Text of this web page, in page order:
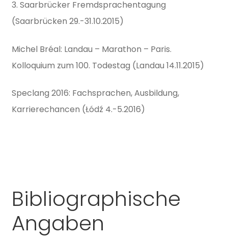
3. Saarbrücker Fremdsprachentagung
(Saarbrücken 29.-31.10.2015)
Michel Bréal: Landau – Marathon – Paris.
Kolloquium zum 100. Todestag (Landau 14.11.2015)
Speclang 2016: Fachsprachen, Ausbildung,
Karrierechancen (Łódź 4.-5.2016)
Bibliographische
Angaben